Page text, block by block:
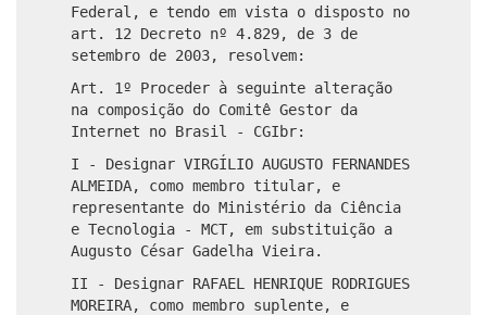
Federal, e tendo em vista o disposto no
art. 12 Decreto nº 4.829, de 3 de
setembro de 2003, resolvem:
Art. 1º Proceder à seguinte alteração
na composição do Comitê Gestor da
Internet no Brasil - CGIbr:
I - Designar VIRGÍLIO AUGUSTO FERNANDES
ALMEIDA, como membro titular, e
representante do Ministério da Ciência
e Tecnologia - MCT, em substituição a
Augusto César Gadelha Vieira.
II - Designar RAFAEL HENRIQUE RODRIGUES
MOREIRA, como membro suplente, e